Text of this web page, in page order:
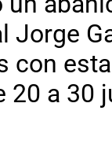
Jorge
con
20 a 30